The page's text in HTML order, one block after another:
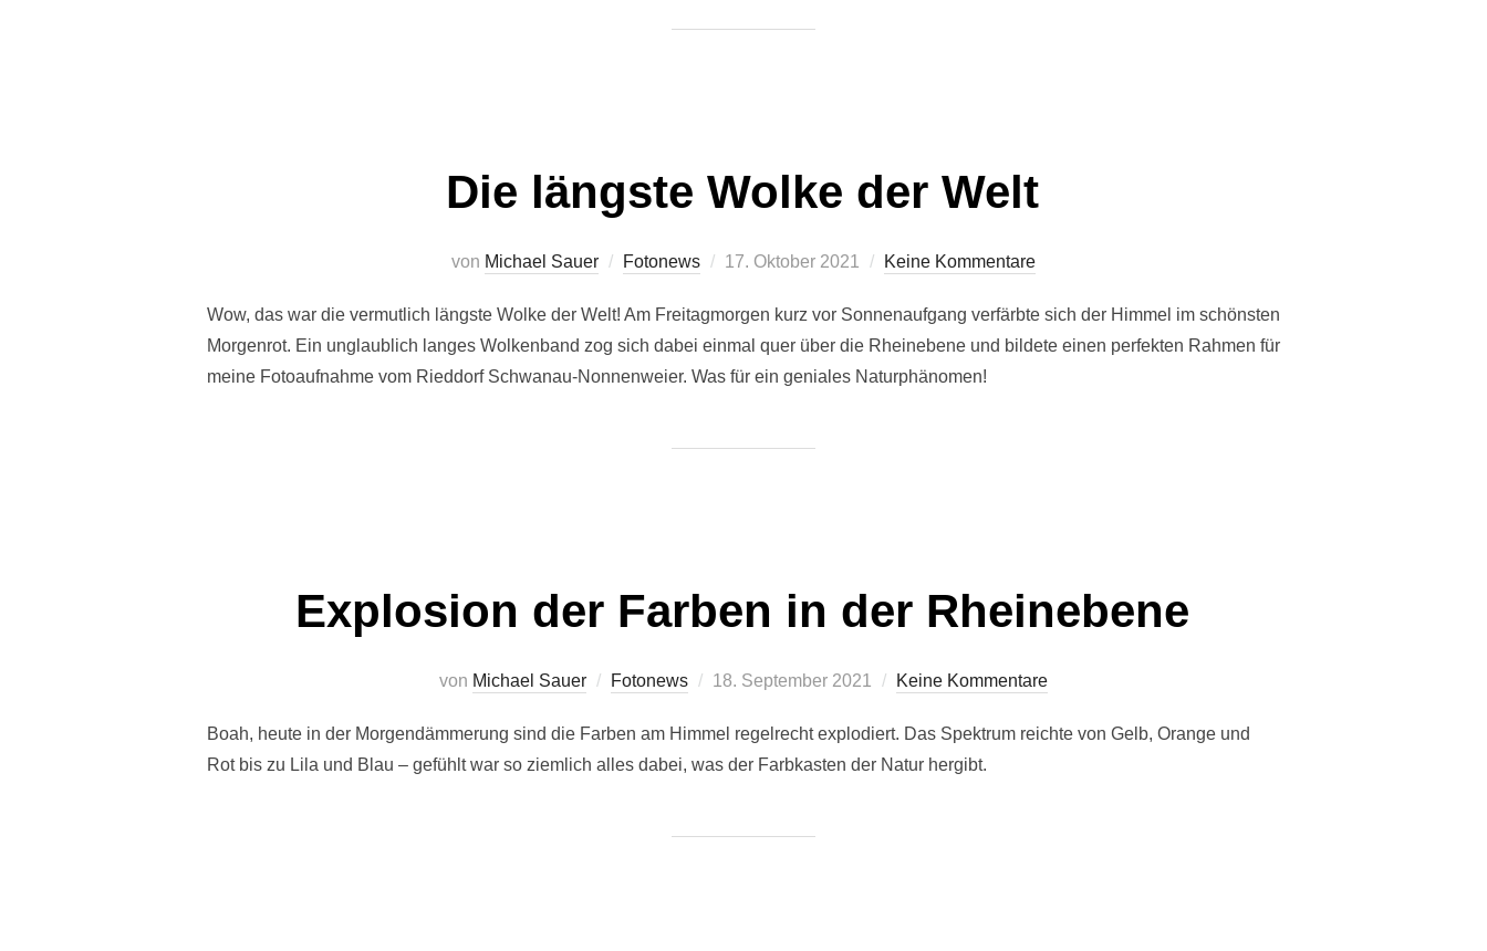
Die längste Wolke der Welt
von Michael Sauer Fotonews
Veröffentlicht
17. Oktober 2021 Keine Kommentare
Wow, das war die vermutlich längste Wolke der Welt! Am Freitagmorgen kurz vor Sonnenaufgang verfärbte sich der Himmel im schönsten
Morgenrot. Ein unglaublich langes Wolkenband zog sich dabei einmal quer über die Rheinebene und bildete einen perfekten Rahmen für
meine Fotoaufnahme vom Rieddorf Schwanau-Nonnenweier. Was für ein geniales Naturphänomen!
Explosion der Farben in der Rheinebene
von Michael Sauer Fotonews
Veröffentlicht
18. September 2021 Keine Kommentare
Boah, heute in der Morgendämmerung sind die Farben am Himmel regelrecht explodiert. Das Spektrum reichte von Gelb, Orange und
Rot bis zu Lila und Blau – gefühlt war so ziemlich alles dabei, was der Farbkasten der Natur hergibt.